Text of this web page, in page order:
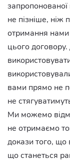
не пізніше, ніж
отримання
цього
вами прямо не
не
Ми можемо
не отримаємо
докази того, що
що станеться